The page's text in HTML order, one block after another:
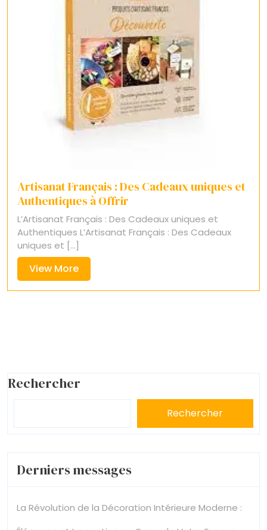
Artisanat Français : Des Cadeaux uniques et
Authentiques à Offrir
L’Artisanat Français : Des Cadeaux uniques et
Authentiques L’Artisanat Français : Des Cadeaux
uniques et [...]
View MoreView
More
Rechercher
Rechercher
Derniers messages
La Révolution de la Décoration Intérieure Moderne :